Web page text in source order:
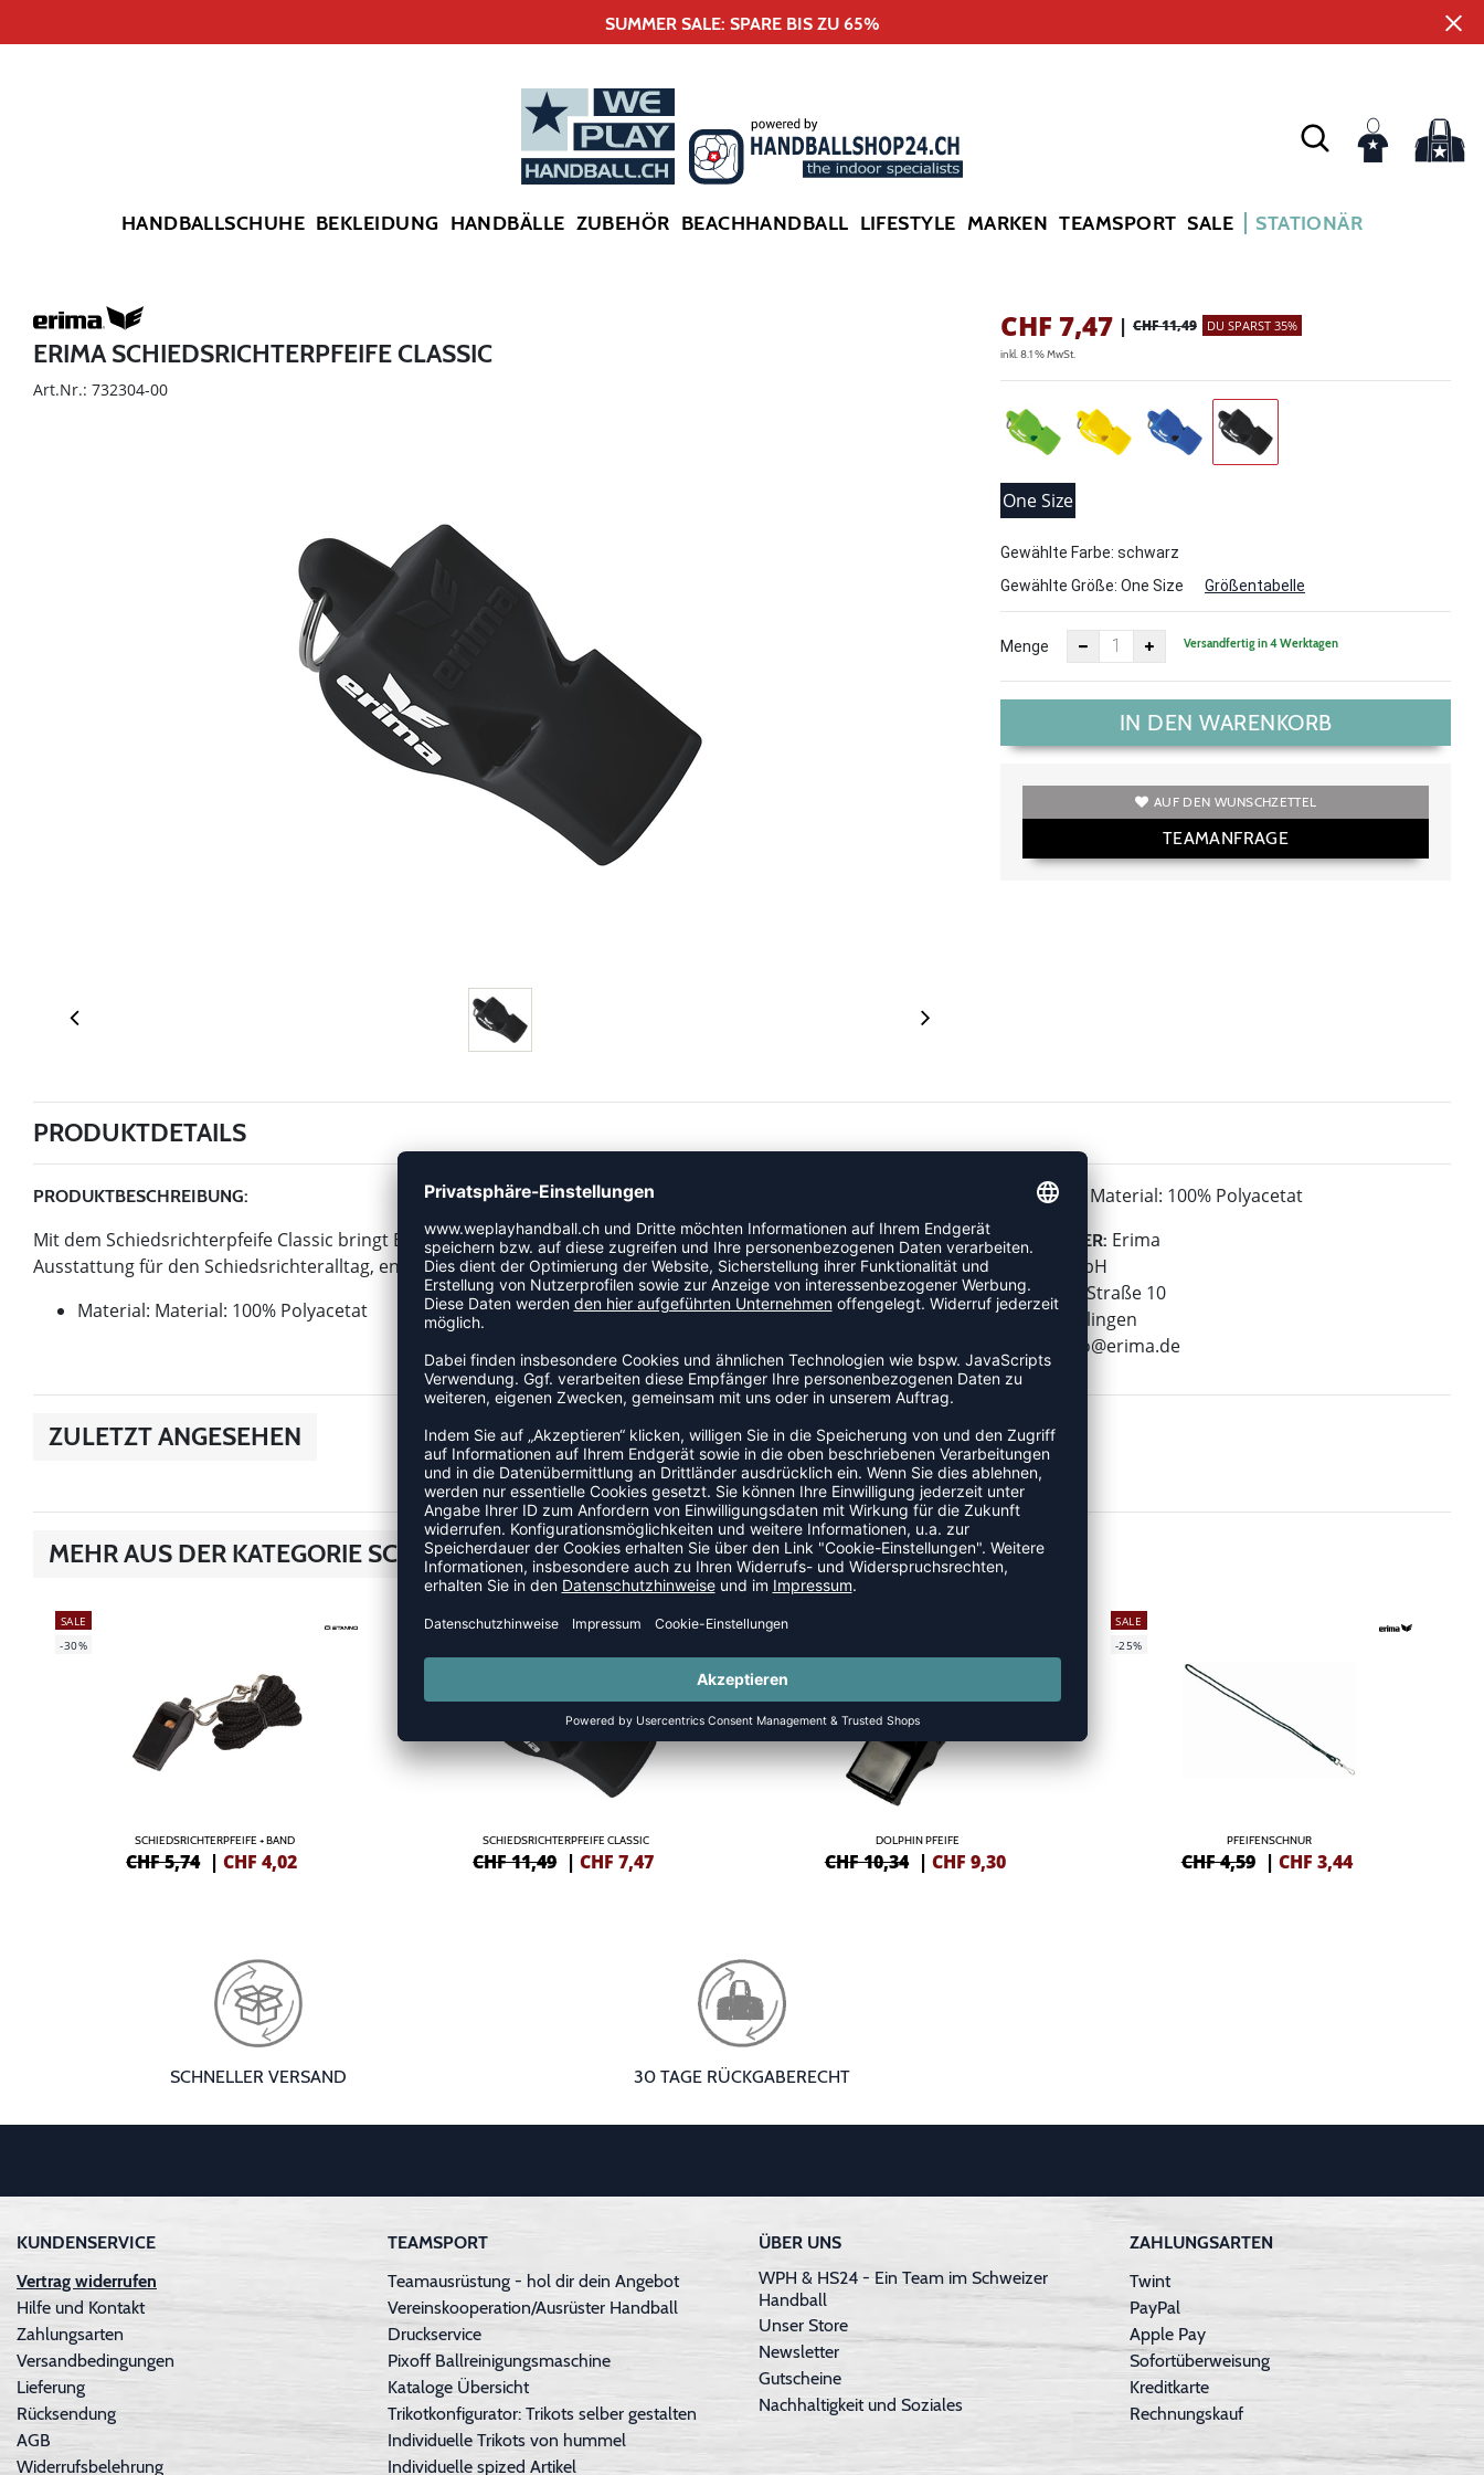
SUMMER SALE: SPARE BIS ZU 65%
HANDBALLSCHUHE BEKLEIDUNG HANDBÄLLE ZUBEHÖR BEACHHANDBALL LIFESTYLE MARKEN TEAMSPORT SALE STATIONÄR
ERIMA SCHIEDSRICHTERPFEIFE CLASSIC
Art.Nr.: 732304-00
CHF 7,47 | CHF 11,49 DU SPARST 35%
inkl. 8.1 % MwSt.
One Size
Gewählte Farbe: schwarz
Gewählte Größe: One Size Größentabelle
Menge Versandfertig in 4 Werktagen
IN DEN WARENKORB
AUF DEN WUNSCHZETTEL
TEAMANFRAGE
PRODUKTDETAILS
PRODUKTBESCHREIBUNG:
Mit dem Schiedsrichterpfeife Classic bringt Erima einen Artikel der Kategorie Schiedsrichterpfeife an den Start.
Ausstattung für den Schiedsrichteralltag, entwickelt für Wettkampfbedingungen.
Material: Material: 100% Polyacetat
MATERIAL: Material: 100% Polyacetat
HERSTELLER: Erima
Erima GmbH
Carl-Zeiss-Straße 10
72793 Pfullingen
info@erima.de
ZULETZT ANGESEHEN
MEHR AUS DER KATEGORIE SCHIEDSRICHTER
SALE
-30%
SCHIEDSRICHTERPFEIFE + BAND
CHF 5,74 |CHF 4,02
SALE
SCHIEDSRICHTERPFEIFE CLASSIC
CHF 11,49 |CHF 7,47
SALE
DOLPHIN PFEIFE
CHF 10,34 | CHF 9,30
SALE
-25%
PFEIFENSCHNUR
CHF 4,59 | CHF 3,44
SCHNELLER VERSAND 30 TAGE RÜCKGABERECHT
KUNDENSERVICE
Vertrag widerrufen
Hilfe und Kontakt
Zahlungsarten
Versandbedingungen
Lieferung
Rücksendung
AGB
Widerrufsbelehrung
TEAMSPORT
Teamausrüstung - hol dir dein Angebot
Vereinskooperation/Ausrüster Handball
Druckservice
Pixoff Ballreinigungsmaschine
Kataloge Übersicht
Trikotkonfigurator: Trikots selber gestalten
Individuelle Trikots von hummel
Individuelle spized Artikel
ÜBER UNS
WPH & HS24 - Ein Team im Schweizer
Handball
Unser Store
Newsletter
Gutscheine
Nachhaltigkeit und Soziales
ZAHLUNGSARTEN
Twint
PayPal
Apple Pay
Sofortüberweisung
Kreditkarte
Rechnungskauf